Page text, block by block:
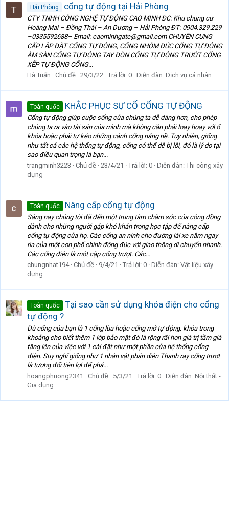
Hải Phòng cổng tự động tại Hải Phòng
CTY TNHH CÔNG NGHỆ TỰ ĐỘNG CAO MINH ĐC: Khu chung cư
Hoàng Mai – Đồng Thái – An Dương – Hải Phòng ĐT: 0904.329.229
–0335592688– Email: caominhgate@gmail.com CHUYÊN CUNG
CẤP LẮP ĐẶT CỔNG TỰ ĐỘNG, CỔNG NHÔM ĐÚC CỔNG TỰ ĐỘNG
ÂM SÀN CỔNG TỰ ĐỘNG TAY ĐÒN CỔNG TỰ ĐỘNG TRƯỞT CỔNG
XẾP TỰ ĐỘNG CỔNG...
Hà Tuấn
Chủ đề 29/3/22 Trả lời: 0 Diễn đàn: Dịch vụ cá nhân
Toàn quốc KHẮC PHỤC SỰ CỐ CỔNG TỰ ĐỘNG
Cổng tự động giúp cuộc sống của chúng ta dễ dàng hơn, cho phép
chúng ta ra vào tài sản của mình mà không cần phải loay hoay với ổ
khóa hoặc phải tự kéo những cánh cổng nặng nề. Tuy nhiên, giống
như tất cả các hệ thống tự động, cổng có thể dễ bị lỗi, đó là lý do tại
sao điều quan trọng là bạn...
trangminh3223
Chủ đề 23/4/21 Trả lời: 0 Diễn đàn: Thi công xây
dựng
Toàn quốc Nâng cấp cổng tự động
Sáng nay chúng tôi đã đến một trung tâm chăm sóc của cộng đồng
dành cho những người gặp khó khăn trong học tập để nâng cấp
cổng tự động của họ. Các cổng an ninh cho đường lái xe nằm ngay
rìa của một con phố chính đông đúc với giao thông di chuyển nhanh.
Các cổng điện là một cặp cổng trượt. Các...
chungnhat194 Chủ đề 9/4/21 Trả lời: 0 Diễn đàn: Vật liệu xây
dựng
Toàn quốc
Tại sao cần sử dụng khóa điện cho cổng
tự động ?
Dù cổng của bạn là 1 cổng lùa hoặc cổng mở tự động, khóa trong
khoảng cho biết thêm 1 lớp bảo mật đó là rộng rãi hơn giá trị tầm giá
tăng lên của việc với 1 cài đặt như một phần của hệ thống cổng
điện. Suy nghĩ giống như 1 nhân vật phản diện Thanh ray cổng trượt
là tương đối tiện lợi để phá...
hoangphuong2341
Chủ đề 5/3/21 Trả lời: 0 Diễn đàn: Nội thất -
Gia dụng